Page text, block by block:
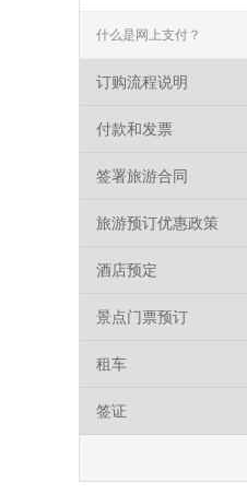
什么是网上支付？
订购流程说明
付款和发票
签署旅游合同
旅游预订优惠政策
酒店预定
景点门票预订
租车
签证